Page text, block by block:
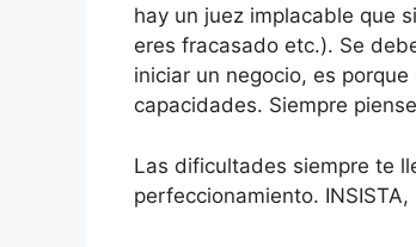
hay un juez implacable que
eres fracasado etc.). Se
iniciar un negocio, es
capacidades. Siempre
Las dificultades siempre te
perfeccionamiento. INSISTA,